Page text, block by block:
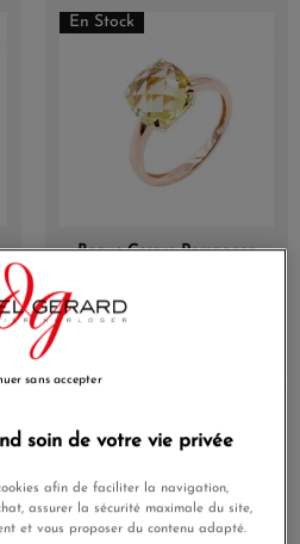
En Stock
Bague Cesare Pompanon
soin de votre vie privée
afin de faciliter la navigation,
assurer la sécurité maximale du site,
et vous proposer du contenu adapté.
sans accepter